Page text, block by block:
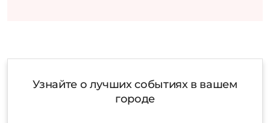
Узнайте о лучших событиях в вашем
городе